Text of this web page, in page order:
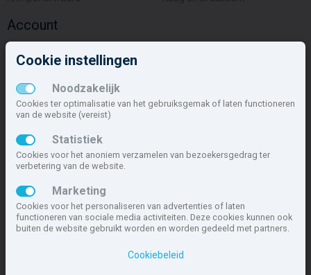
Account
Inloggen
Inschrijven
Overige
Contact
Zakelijk
meer dan 85.466 nieuwbouwwoningen in 1.621 projecten de meest
complete nieuwbouwsite van Nederland.
Privacyverklaring & Cookiebeleid|Cookies instellen
Cookie instellingen
Noodzakelijk
Cookies ter optimalisatie van het gebruiksgemak of laten functioneren
van de website (vereist)
Statistiek
Cookies voor het anoniem verzamelen van bezoekersgedrag ter
verbetering van de website.
Marketing
Cookies voor het personaliseren van advertenties of laten
functioneren van sociale media activiteiten. Deze cookies kunnen ook
buiten de website gebruikt worden en worden gedeeld met partners.
Cookiebeleid